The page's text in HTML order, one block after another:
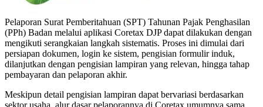
Pelaporan Surat Pemberitahuan (SPT) Tahunan Pajak Penghasilan
(PPh) Badan melalui aplikasi Coretax DJP dapat dilakukan dengan
mengikuti serangkaian langkah sistematis. Proses ini dimulai dari
persiapan dokumen, login ke sistem, pengisian formulir induk,
dilanjutkan dengan pengisian lampiran yang relevan, hingga tahap
pembayaran dan pelaporan akhir.
Meskipun detail pengisian lampiran dapat bervariasi berdasarkan
sektor usaha, alur dasar pelaporannya di Coretax umumnya sama